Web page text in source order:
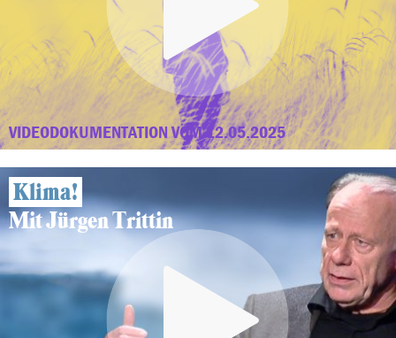
VIDEODOKUMENTATION VOM 12.05.2025
Klima!
Mit Jürgen Trittin